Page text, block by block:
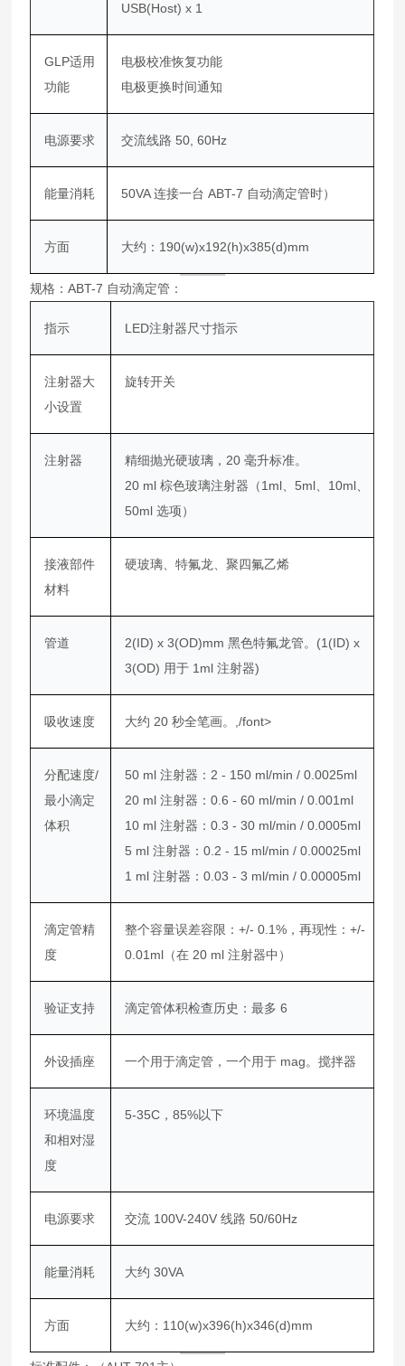
USB(Host) x 1
GLP适用
功能
电极校准恢复功能
电极更换时间通知
电源要求 交流线路 50, 60Hz
能量消耗 50VA 连接一台 ABT-7 自动滴定管时）
方面 大约：190(w)x192(h)x385(d)mm
规格：ABT-7 自动滴定管：
指示 LED注射器尺寸指示
注射器大
小设置
旋转开关
注射器
精细抛光硬玻璃，20 毫升标准。
20 ml 棕色玻璃注射器（1ml、5ml、10ml、
50ml 选项）
接液部件
材料
硬玻璃、特氟龙、聚四氟乙烯
管道
2(ID) x 3(OD)mm 黑色特氟龙管。(1(ID) x
3(OD) 用于 1ml 注射器)
吸收速度 大约 20 秒全笔画。,/font>
分配速度/
最小滴定
体积
50 ml 注射器：2 - 150 ml/min / 0.0025ml
20 ml 注射器：0.6 - 60 ml/min / 0.001ml
10 ml 注射器：0.3 - 30 ml/min / 0.0005ml
5 ml 注射器：0.2 - 15 ml/min / 0.00025ml
1 ml 注射器：0.03 - 3 ml/min / 0.00005ml
滴定管精
度
整个容量误差容限：+/- 0.1%，再现性：+/-
0.01ml（在 20 ml 注射器中）
验证支持 滴定管体积检查历史：最多 6
外设插座 一个用于滴定管，一个用于 mag。搅拌器
环境温度
和相对湿
度
5-35C，85%以下
电源要求 交流 100V-240V 线路 50/60Hz
能量消耗 大约 30VA
方面 大约：110(w)x396(h)x346(d)mm